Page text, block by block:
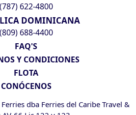
(787) 622-4800
DOMINICANA
(809) 688-4400
FAQ'S
Y CONDICIONES
FLOTA
CONÓCENOS
dba Ferries del Caribe Travel &